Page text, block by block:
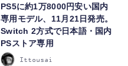
PS5に約1万8000円安い国内
専用モデル、11月21日発売。
Switch 2方式で日本語・国内
PSストア専用
Ittousai